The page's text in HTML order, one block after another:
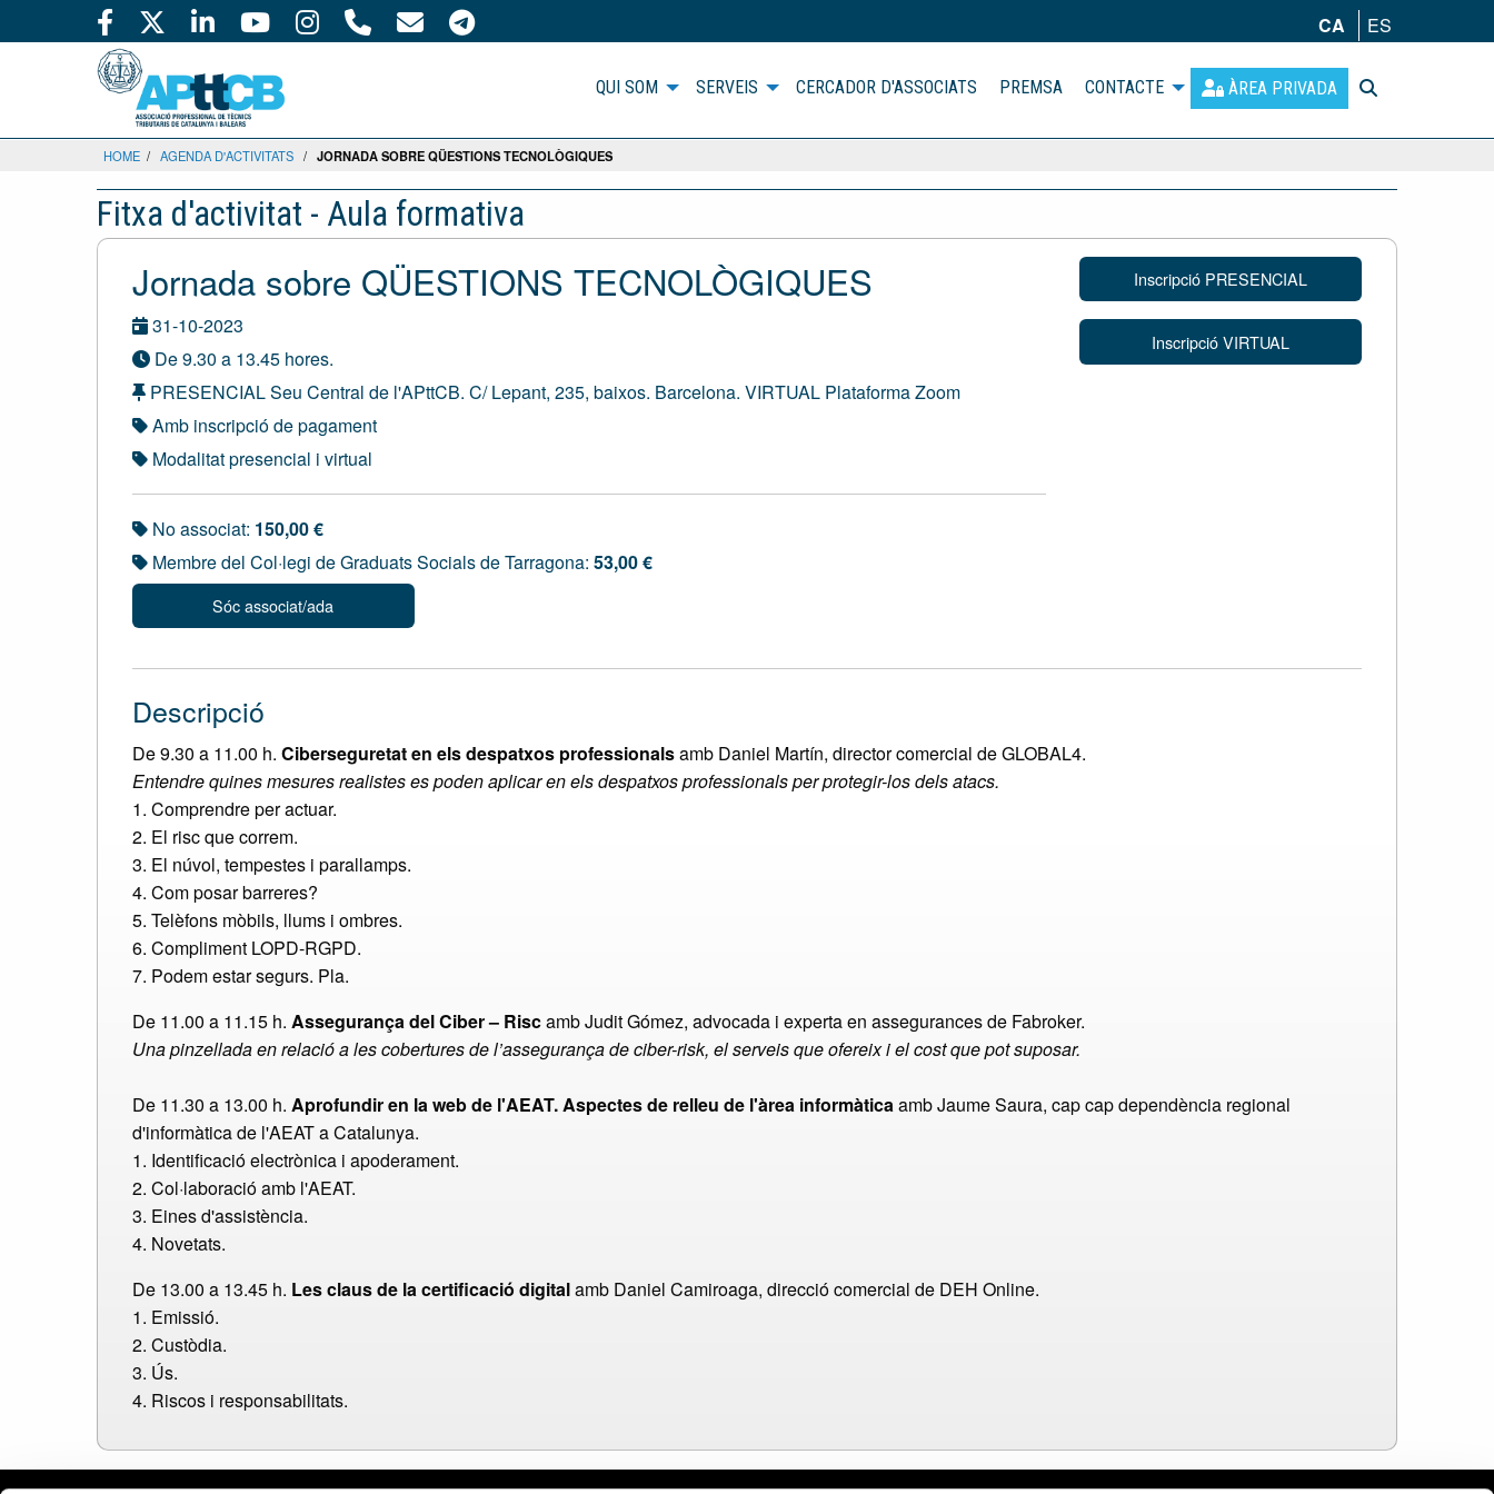
CA ES
QUI SOM SERVEIS CERCADOR D'ASSOCIATS PREMSA CONTACTE ÀREA PRIVADA
HOME / AGENDA D'ACTIVITATS / JORNADA SOBRE QÜESTIONS TECNOLÒGIQUES
Fitxa d'activitat - Aula formativa
Jornada sobre QÜESTIONS TECNOLÒGIQUES
31-10-2023
De 9.30 a 13.45 hores.
PRESENCIAL Seu Central de l'APttCB. C/ Lepant, 235, baixos. Barcelona. VIRTUAL Plataforma Zoom
Amb inscripció de pagament
Modalitat presencial i virtual
No associat: 150,00 €
Membre del Col·legi de Graduats Socials de Tarragona: 53,00 €
Sóc associat/ada
Inscripció PRESENCIAL
Inscripció VIRTUAL
Descripció
De 9.30 a 11.00 h. Ciberseguretat en els despatxos professionalsamb Daniel Martín, director comercial de GLOBAL4.
Entendre quines mesures realistes es poden aplicar en els despatxos professionals per protegir-los dels atacs.
1. Comprendre per actuar.
2. El risc que correm.
3. El núvol, tempestes i parallamps.
4. Com posar barreres?
5. Telèfons mòbils, llums i ombres.
6. Compliment LOPD-RGPD.
7. Podem estar segurs. Pla.
De 11.00 a 11.15 h. Assegurança del Ciber – Riscamb Judit Gómez, advocada i experta en assegurances de Fabroker.
Una pinzellada en relació a les cobertures de l’assegurança de ciber-risk, el serveis que ofereix i el cost que pot suposar.
De 11.30 a 13.00 h. Aprofundir en la web de l'AEAT. Aspectes de relleu de l'àrea informàticaamb Jaume Saura, cap cap dependència regional
d'informàtica de l'AEAT a Catalunya.
1. Identificació electrònica i apoderament.
2. Col·laboració amb l'AEAT.
3. Eines d'assistència.
4. Novetats.
De 13.00 a 13.45 h. Les claus de la certificació digitalamb Daniel Camiroaga, direcció comercial de DEH Online.
1. Emissió.
2. Custòdia.
3. Ús.
4. Riscos i responsabilitats.